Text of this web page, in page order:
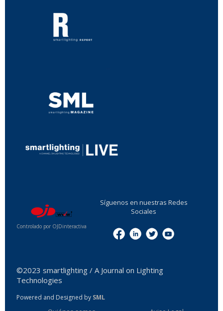
Controlado por OJDinteractiva
Síguenos en nuestras Redes
Sociales
©2023 smartlighting / A Journal on Lighting
Technologies
Powered and Designed by SML